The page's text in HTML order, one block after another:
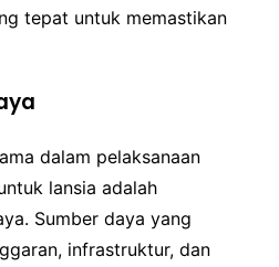
tepat untuk memastikan
dalam pelaksanaan
lansia adalah
Sumber daya yang
infrastruktur, dan